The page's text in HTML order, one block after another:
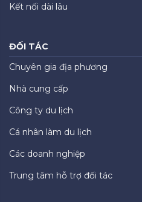
Kết nối dài lâu
ĐỐI TÁC
Chuyên gia địa phương
Nhà cung cấp
Công ty du lịch
Cá nhân làm du lịch
Các doanh nghiệp
Trung tâm hỗ trợ đối tác